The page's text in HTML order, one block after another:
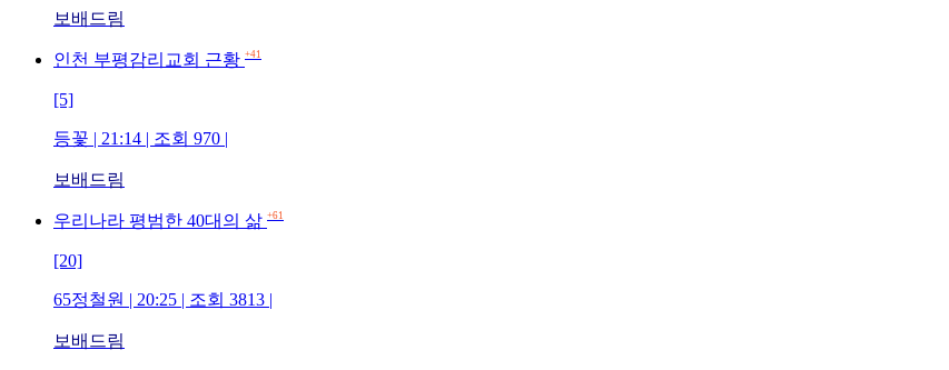
보배드림
인천 부평감리교회 근황 +41
[5]
등꽃 | 21:14 | 조회 970 |
보배드림
우리나라 평범한 40대의 삶 +61
[20]
65정철원 | 20:25 | 조회 3813 |
보배드림